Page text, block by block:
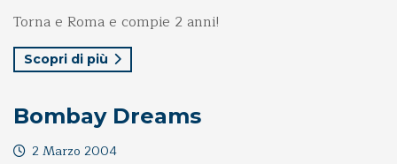
Torna e Roma e compie 2 anni!
Scopri di più
Bombay Dreams
2 Marzo 2004